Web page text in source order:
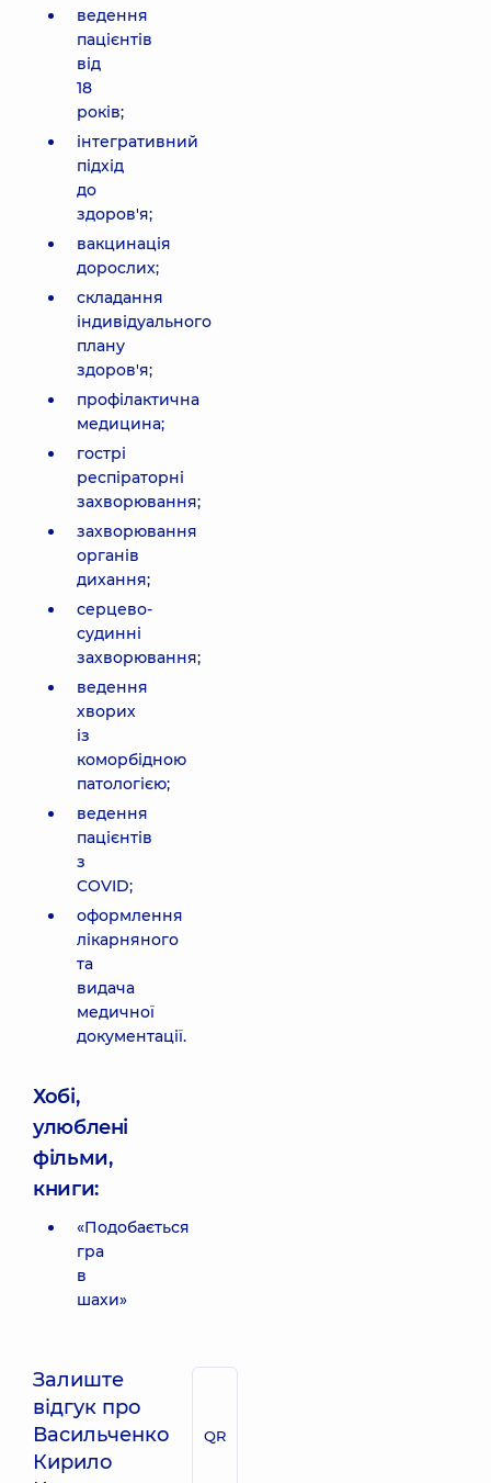
ведення
пацієнтів
від
18
років;
інтегративний
підхід
до
здоров'я;
вакцинація
дорослих;
складання
індивідуального
плану
здоров'я;
профілактична
медицина;
гострі
респіраторні
захворювання;
захворювання
органів
дихання;
серцево-
судинні
захворювання;
ведення
хворих
із
коморбідною
патологією;
ведення
пацієнтів
з
COVID;
оформлення
лікарняного
та
видача
медичної
документації.
Хобі,
улюблені
фільми,
книги:
«Подобається
гра
в
шахи»
Залиште
відгук про
Васильченко
Кирило
QR